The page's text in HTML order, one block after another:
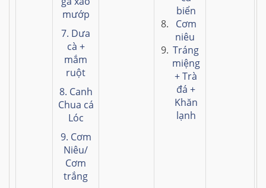
mướp
7. Dưa
cà +
mắm
ruột
8. Canh
Chua cá
Lóc
9. Cơm
Niêu/
Cơm
trắng
biển
Cơm
niêu
Tráng
miệng
+ Trà
đá +
Khăn
lạnh